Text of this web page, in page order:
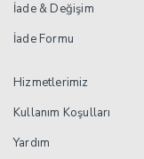
İade & Değişim
İade Formu
Hizmetlerimiz
Kullanım Koşulları
Yardım